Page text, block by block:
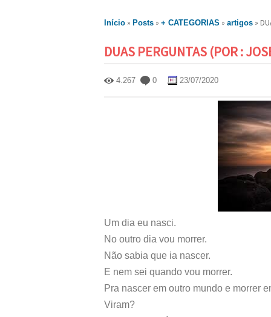
Início » Posts » + CATEGORIAS » artigos »
DUAS PERGUNTAS (POR :
4.267 0 23/07/2020
Um dia eu nasci.
No outro dia vou morrer.
Não sabia que ia nascer.
E nem sei quando vou morrer.
Pra nascer em outro mundo e morrer
Viram?